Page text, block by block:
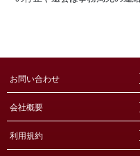
お問い合わせ
会社概要
利用規約